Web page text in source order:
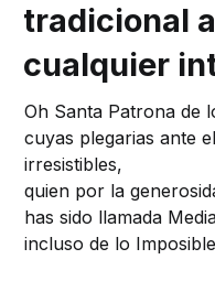
tradicional
cualquier
Oh Santa Patrona de
cuyas plegarias ante
irresistibles,
quien por la
has sido llamada
incluso de lo Imposible